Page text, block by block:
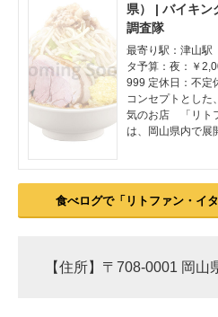
県） | バイキン
調査隊
最寄り駅：津山駅
タ予算：夜：￥
999 定休日：不定
コンセプトとした
気のお店 「リト
は、岡山県内で展
食べログで「リトファン・イ
【住所】〒708-0001 岡